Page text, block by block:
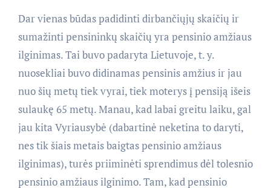
Dar vienas būdas padidinti dirbančiųjų skaičių ir
sumažinti pensininkų skaičių yra pensinio amžiaus
ilginimas. Tai buvo padaryta Lietuvoje, t. y.
nuosekliai buvo didinamas pensinis amžius ir jau
nuo šių metų tiek vyrai, tiek moterys į pensiją išeis
sulaukę 65 metų. Manau, kad labai greitu laiku, gal
jau kita Vyriausybė (dabartinė neketina to daryti,
nes tik šiais metais baigtas pensinio amžiaus
ilginimas), turės priiminėti sprendimus dėl tolesnio
pensinio amžiaus ilginimo. Tam, kad pensinio